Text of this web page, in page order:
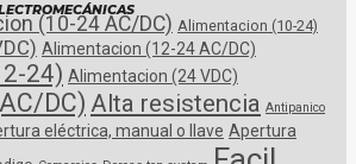
(10-24 AC/DC) Alimentacion (10-24)
Alimentacion (12-24 AC/DC)
24) Alimentacion (24 VDC)
DC) Alta resistencia Antipanico
eléctrica, manual o llave Apertura